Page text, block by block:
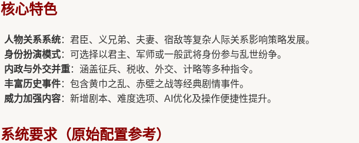
核心特色
人物关系系统：君臣、义兄弟、夫妻、宿敌等复杂人际关系影响策略发展。
身份扮演模式：可选择以君主、军师或一般武将身份参与乱世纷争。
内政与外交并重：涵盖征兵、税收、外交、计略等多种指令。
丰富历史事件：包含黄巾之乱、赤壁之战等经典剧情事件。
威力加强内容：新增剧本、难度选项、AI优化及操作便捷性提升。
系统要求（原始配置参考）